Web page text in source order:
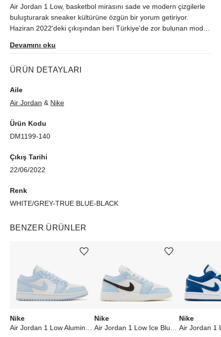
Air Jordan 1 Low, basketbol mirasını sade ve modern çizgilerle
buluşturarak sneaker kültürüne özgün bir yorum getiriyor.
Haziran 2022'deki çıkışından beri Türkiye'de zor bulunan model,
Devamını oku
ÜRÜN DETAYLARI
Aile
Air Jordan & Nike
Ürün Kodu
DM1199-140
Çıkış Tarihi
22/06/2022
Renk
WHITE/GREY-TRUE BLUE-BLACK
BENZER ÜRÜNLER
Nike
Ürünü istek listesine ekle veya listeden çıkar
Nike
Ürünü istek listesine ekle veya listeden çıkar
Nike